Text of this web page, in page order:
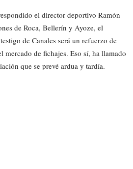
el director deportivo Ramón
de Roca, Bellerín y Ayoze, el
de Canales será un refuerzo de
mercado de fichajes. Eso sí, ha llamado
que se prevé ardua y tardía.